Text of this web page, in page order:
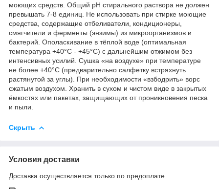
моющих средств. Общий pH стирального раствора не должен
превышать 7-8 единиц. Не использовать при стирке моющие
средства, содержащие отбеливатели, кондиционеры,
смягчители и ферменты (энзимы) из микроорганизмов и
бактерий. Ополаскивание в тёплой воде (оптимальная
температура +40°С - +45°С) с дальнейшим отжимом без
интенсивных усилий. Сушка «на воздухе» при температуре
не более +40°С (предварительно салфетку встряхнуть
растянутой за углы). При необходимости «взбодрить» ворс
сжатым воздухом. Хранить в сухом и чистом виде в закрытых
ёмкостях или пакетах, защищающих от проникновения песка
и пыли.
Скрыть
Условия доставки
Доставка осуществляется только по предоплате.